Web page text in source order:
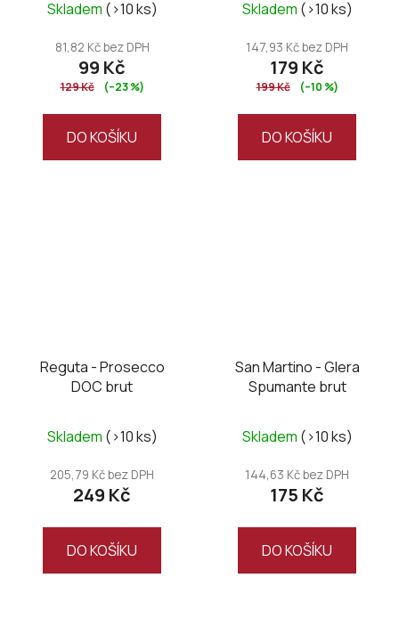
Skladem (>10 ks)
81,82 Kč bez DPH
99 Kč
129 Kč (–23 %)
DO KOŠÍKU
Skladem (>10 ks)
147,93 Kč bez DPH
179 Kč
199 Kč (–10 %)
DO KOŠÍKU
Reguta - Prosecco
DOC brut
hodnocení
produktu
je
z
Skladem (>10 ks)
205,79 Kč bez DPH
249 Kč
DO KOŠÍKU
San Martino - Glera
Spumante brut
Skladem (>10 ks)
144,63 Kč bez DPH
175 Kč
DO KOŠÍKU